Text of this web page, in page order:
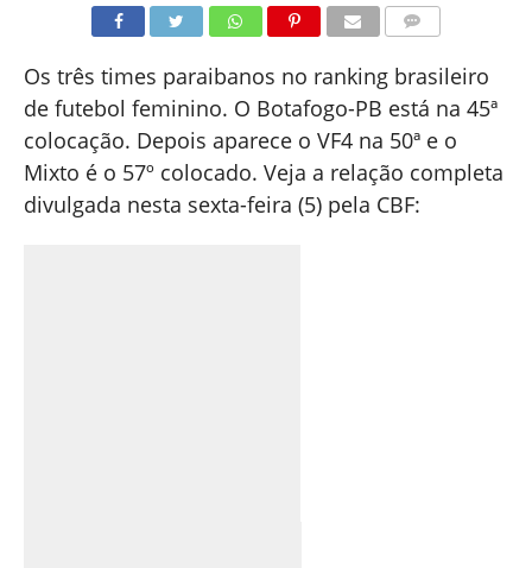
Os três times paraibanos no ranking brasileiro
de futebol feminino. O Botafogo-PB está na 45ª
colocação. Depois aparece o VF4 na 50ª e o
Mixto é o 57º colocado. Veja a relação completa
divulgada nesta sexta-feira (5) pela CBF: